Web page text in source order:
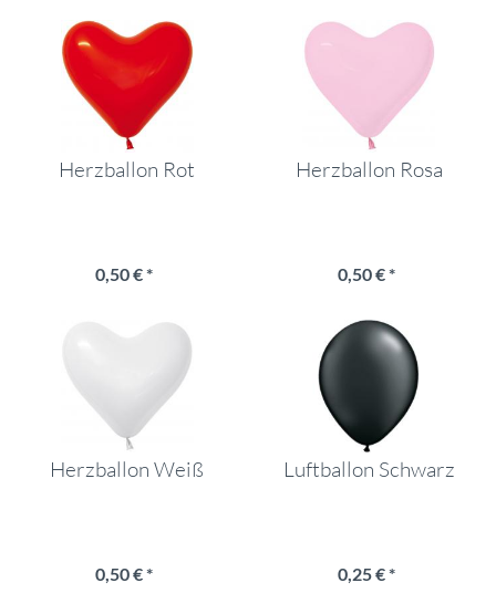
Herzballon Rot
0,50 € *
Herzballon Rosa
0,50 € *
Herzballon Weiß
0,50 € *
Luftballon Schwarz
0,25 € *